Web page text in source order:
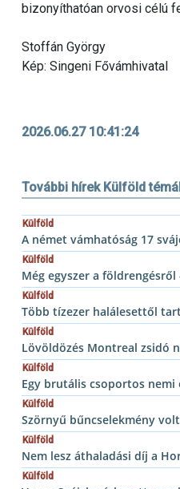
bizonyíthatóan orvosi célú
Stoffán György
Kép: Singeni Fővámhivatal
2026.06.27 10:41:24
További hírek Külföld
Külföld
A német vámhatóság 17
Külföld
Még egyszer a
Külföld
Több tízezer halálesettől
Külföld
Lövöldözés Montreal zsidó
Külföld
Egy brutális csoportos nemi
Külföld
Szörnyű bűncselekmény
Külföld
Nem lesz áthaladási díj a
Külföld